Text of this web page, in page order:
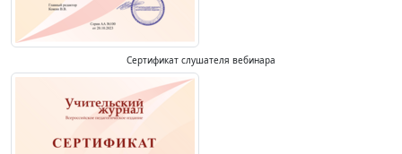
Сертификат слушателя вебинара